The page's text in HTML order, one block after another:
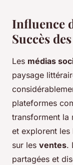
Influence
Succès
Les médias
paysage
plateformes
transforment la
et explorent
sur les ventes.
partagées et